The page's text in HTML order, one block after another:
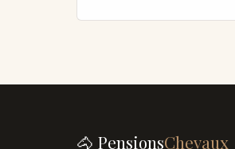
🐴 PensionsChevaux